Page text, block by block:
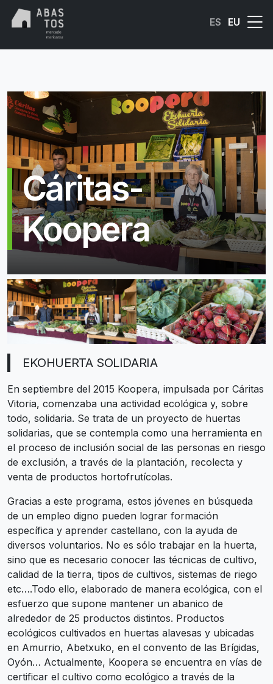
Skip to main content
ES
EU
Cáritas-
Koopera
EKOHUERTA SOLIDARIA
En septiembre del 2015 Koopera, impulsada por Cáritas
Vitoria, comenzaba una actividad ecológica y, sobre
todo, solidaria. Se trata de un proyecto de huertas
solidarias, que se contempla como una herramienta en
el proceso de inclusión social de las personas en riesgo
de exclusión, a través de la plantación, recolecta y
venta de productos hortofrutícolas.
Gracias a este programa, estos jóvenes en búsqueda
de un empleo digno pueden lograr formación
específica y aprender castellano, con la ayuda de
diversos voluntarios. No es sólo trabajar en la huerta,
sino que es necesario conocer las técnicas de cultivo,
calidad de la tierra, tipos de cultivos, sistemas de riego
etc….Todo ello, elaborado de manera ecológica, con el
esfuerzo que supone mantener un abanico de
alrededor de 25 productos distintos. Productos
ecológicos cultivados en huertas alavesas y ubicadas
en Amurrio, Abetxuko, en el convento de las Brígidas,
Oyón… Actualmente, Koopera se encuentra en vías de
certificar el cultivo como ecológico a través de la